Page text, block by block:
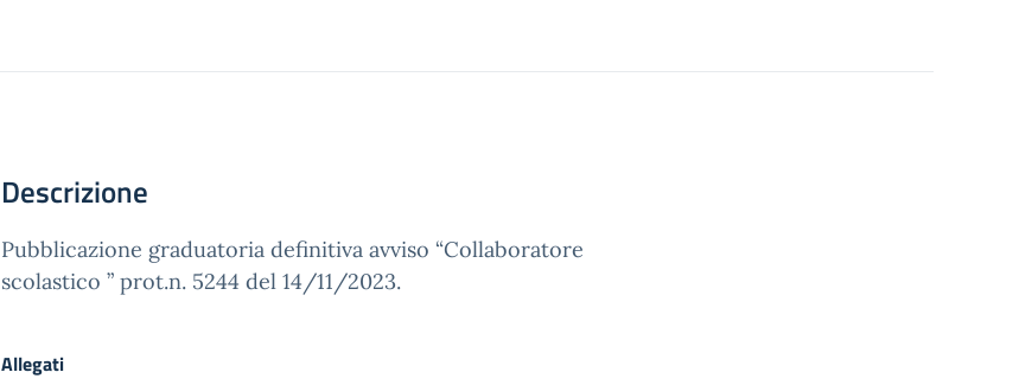
Descrizione
Pubblicazione graduatoria definitiva avviso “Collaboratore
scolastico ” prot.n. 5244 del 14/11/2023.
Allegati